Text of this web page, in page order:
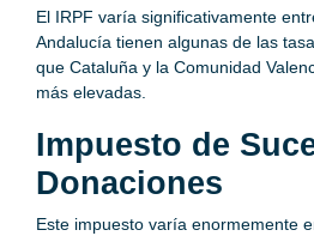
El IRPF varía significativamente
Andalucía tienen algunas de las
que Cataluña y la Comunidad
más elevadas.
Impuesto de
Donaciones
Este impuesto varía enormemente